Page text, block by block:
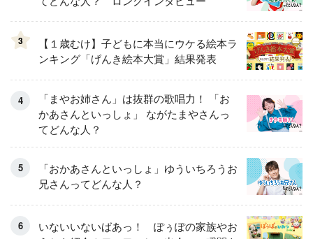
3
【１歳むけ】子どもに本当にウケる絵本ラ
ンキング「げんき絵本大賞」結果発表
「まやお姉さん」は抜群の歌唱力！ 「お
かあさんといっしょ」 ながたまやさんっ
てどんな人？
「おかあさんといっしょ」ゆういちろうお
兄さんってどんな人？
いないいないばあっ！ ぽぅぽの家族やお